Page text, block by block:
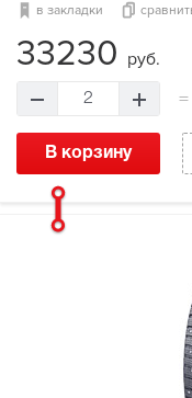
в закладки
33230 руб.
2 =
В корзину